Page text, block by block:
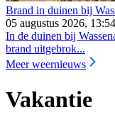
Brand in duinen bij
05 augustus 2026, 13:54
In de duinen bij
brand uitgebrok...
Meer weernieuws
Vakantie